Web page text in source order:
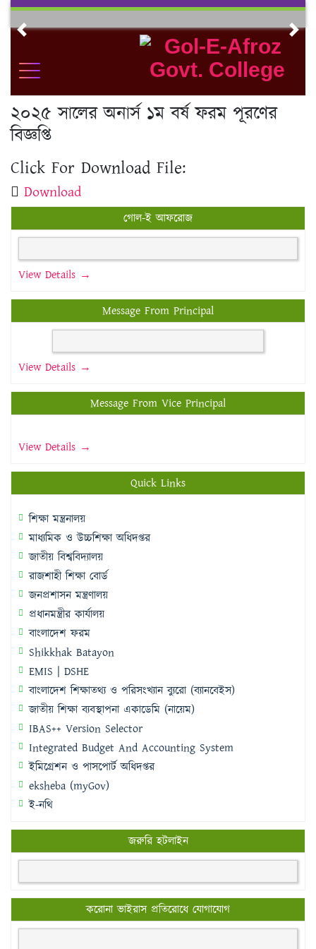
Skip
contentPrevious
২০২৫ সালের অনার্স ১ম বর্ষ ফরম পূরণের
বিজ্ঞপ্তি
Click For Download File:
Download
গোল-ই আফরোজ
View Details →
Message From Principal
View Details →
Message From Vice Principal
View Details →
Quick Links
শিক্ষা মন্ত্রনালয়
মাধ্যমিক ও উচ্চশিক্ষা অধিদপ্তর
জাতীয় বিশ্ববিদ্যালয়
রাজশাহী শিক্ষা বোর্ড
জনপ্রশাসন মন্ত্রণালয়
প্রধানমন্ত্রীর কার্যালয়
বাংলাদেশ ফরম
Shikkhak Batayon
EMIS | DSHE
বাংলাদেশ শিক্ষাতথ্য ও পরিসংখ্যান ব্যুরো (ব্যানবেইস)
জাতীয় শিক্ষা ব্যবস্থাপনা একাডেমি (নায়েম)
IBAS++ Version Selector
Integrated Budget And Accounting System
ইমিগ্রেশন ও পাসপোর্ট অধিদপ্তর
eksheba (myGov)
ই-নথি
জরুরি হটলাইন
করোনা ভাইরাস প্রতিরোধে যোগাযোগ